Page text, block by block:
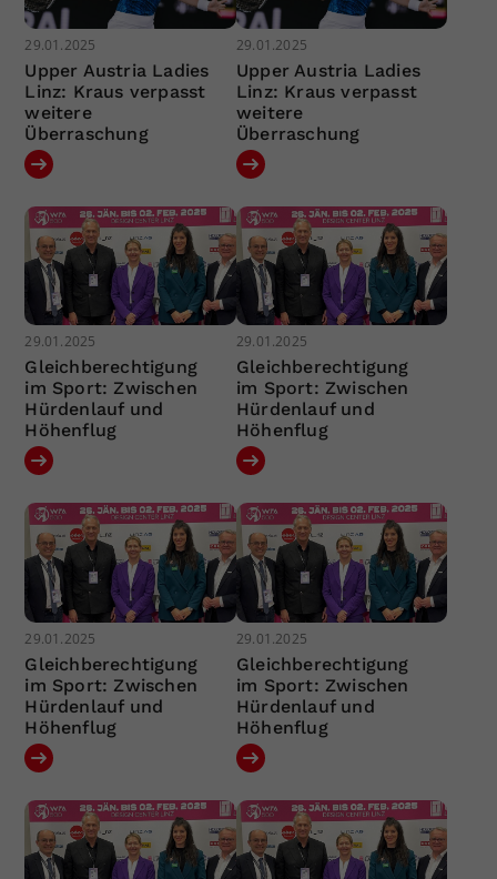
29.01.2025
Upper Austria Ladies
Linz: Kraus verpasst
weitere
Überraschung
29.01.2025
Upper Austria Ladies
Linz: Kraus verpasst
weitere
Überraschung
29.01.2025
Gleichberechtigung
im Sport: Zwischen
Hürdenlauf und
Höhenflug
29.01.2025
Gleichberechtigung
im Sport: Zwischen
Hürdenlauf und
Höhenflug
29.01.2025
Gleichberechtigung
im Sport: Zwischen
Hürdenlauf und
Höhenflug
29.01.2025
Gleichberechtigung
im Sport: Zwischen
Hürdenlauf und
Höhenflug